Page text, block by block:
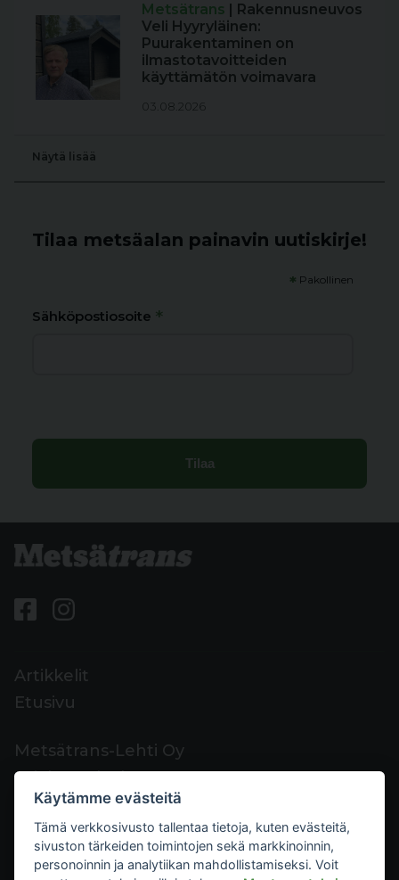
Metsätrans | Rakennusneuvos
Veli Hyyryläinen:
Puurakentaminen on
ilmastotavoitteiden
käyttämätön voimavara
03.08.2026
Näytä lisää
Tilaa metsäalan painavin uutiskirje!
* Pakollinen
Sähköpostiosoite *
Artikkelit
Etusivu
Metsätrans-Lehti Oy
Asiakaspalvelu
Yhteystiedot
Palaute
Mediakortti
Käytämme evästeitä
Tämä verkkosivusto tallentaa tietoja, kuten evästeitä,
sivuston tärkeiden toimintojen sekä markkinoinnin,
personoinnin ja analytiikan mahdollistamiseksi. Voit